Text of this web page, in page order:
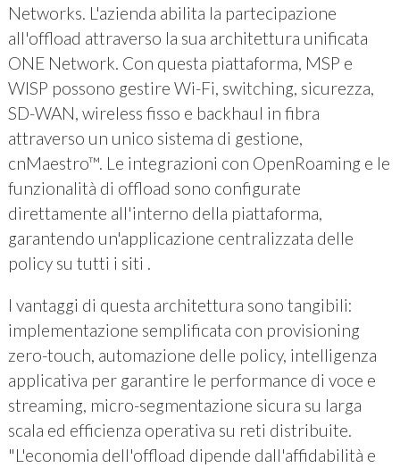
Networks. L'azienda abilita la partecipazione
all'offload attraverso la sua architettura unificata
ONE Network. Con questa piattaforma, MSP e
WISP possono gestire Wi-Fi, switching, sicurezza,
SD-WAN, wireless fisso e backhaul in fibra
attraverso un unico sistema di gestione,
cnMaestro™. Le integrazioni con OpenRoaming e le
funzionalità di offload sono configurate
direttamente all'interno della piattaforma,
garantendo un'applicazione centralizzata delle
policy su tutti i siti .
I vantaggi di questa architettura sono tangibili:
implementazione semplificata con provisioning
zero-touch, automazione delle policy, intelligenza
applicativa per garantire le performance di voce e
streaming, micro-segmentazione sicura su larga
scala ed efficienza operativa su reti distribuite.
"L'economia dell'offload dipende dall'affidabilità e